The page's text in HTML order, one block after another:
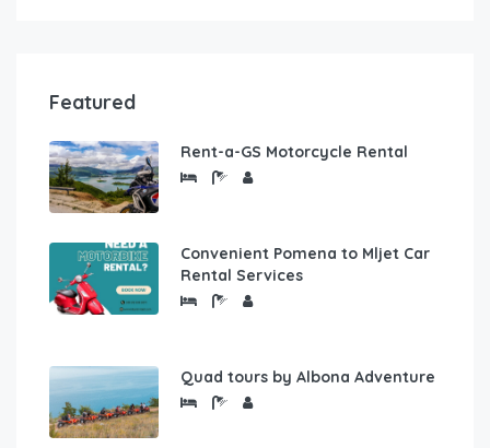
Featured
Rent-a-GS Motorcycle Rental
Convenient Pomena to Mljet Car
Rental Services
Quad tours by Albona Adventure